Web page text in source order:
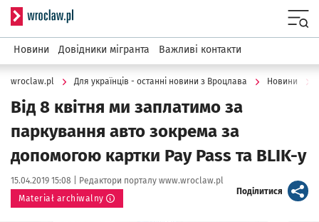
Serwis informacyjny wroclaw.pl
Новини Довідники мігранта Важливі контакти
wroclaw.pl Для українців - останні новини з Вроцлава Новини
Від 8 квітня ми заплатимо за
паркування авто зокрема за
допомогою картки Pay Pass та BLIK-у
Data publikacji:
15.04.2019 15:08 | Autor:
Редактори порталу www.wroclaw.pl
Materiał archiwalny
Поділитися artykuł